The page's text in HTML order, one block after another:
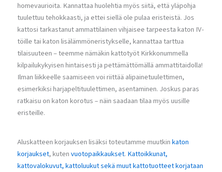
homevaurioita. Kannattaa huolehtia myös siitä, että yläpohja
tuulettuu tehokkaasti, ja ettei siellä ole pulaa eristeistä. Jos
kattosi tarkastanut ammattilainen vihjaisee tarpeesta katon IV-
töille tai katon lisälämmöneristykselle, kannattaa tarttua
tilaisuuteen – teemme nämäkin kattotyöt Kirkkonummella
kilpailukykyisen hintaisesti ja pettämättömällä ammattitaidolla!
Ilman liikkeelle saamiseen voi riittää alipainetuulettimen,
esimerkiksi harjapeltituulettimen, asentaminen. Joskus paras
ratkaisu on katon korotus – näin saadaan tilaa myös uusille
eristeille.
Aluskatteen korjauksen lisäksi toteutamme muutkinkaton
korjaukset, kutenvuotopaikkaukset. Kattoikkunat,
kattovalokuvut, kattoluukut sekä muut kattotuotteet korjataan